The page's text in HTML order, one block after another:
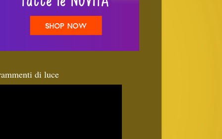
di luce